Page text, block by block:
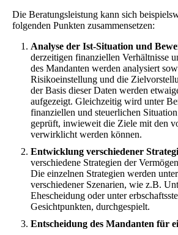
Die Beratungsleistung kann sich
folgenden Punkten zusammensetzen:
Analyse der Ist-Situation und
derzeitigen finanziellen Verhältnisse
des Mandanten werden analysiert
Risikoeinstellung und die
der Basis dieser Daten werden
aufgezeigt. Gleichzeitig wird unter
finanziellen und steuerlichen
geprüft, inwieweit die Ziele mit den
verwirklicht werden können.
Entwicklung verschiedener
verschiedene Strategien der
Die einzelnen Strategien werden
verschiedener Szenarien, wie z.B.
Ehescheidung oder unter
Gesichtpunkten, durchgespielt.
Entscheidung des Mandanten für